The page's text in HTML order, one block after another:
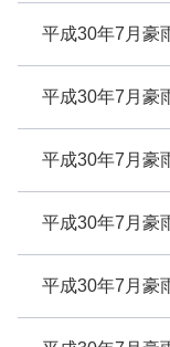
平成30年7月豪
平成30年7月豪
平成30年7月豪
平成30年7月豪
平成30年7月豪